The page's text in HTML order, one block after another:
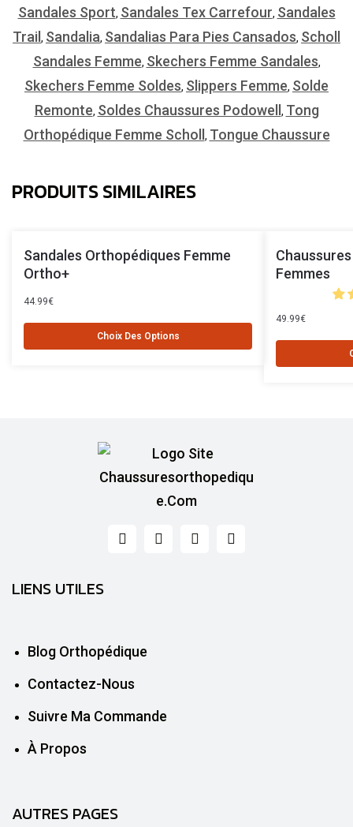
Sandales Sport, Sandales Tex Carrefour, Sandales
Trail , Sandalia, Sandalias Para Pies Cansados, Scholl
Sandales Femme, Skechers Femme Sandales,
Skechers Femme Soldes, Slippers Femme, Solde
Remonte, Soldes Chaussures Podowell , Tong
Orthopédique Femme Scholl , Tongue Chaussure
PRODUITS SIMILAIRES
Sandales Orthopédiques Femme
Ortho+
44.99€
Choix Des Options
Femmes
49.99€
LIENS UTILES
Blog Orthopédique
Contactez-Nous
Suivre Ma Commande
À Propos
AUTRES PAGES